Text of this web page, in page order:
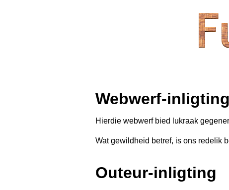
Webwerf-inligting
Hierdie webwerf bied lukraak
Wat gewildheid betref, is ons redelik
Outeur-inligting